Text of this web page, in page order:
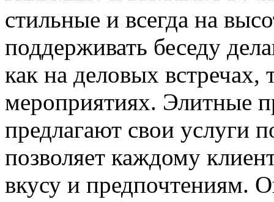
стильные и всегда на
поддерживать беседу
как на деловых встречах,
мероприятиях. Элитные
предлагают свои услуги
позволяет каждому
вкусу и предпочтениям.